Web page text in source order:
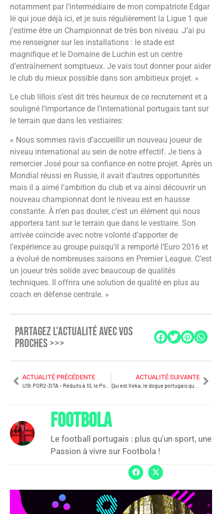
notamment par l’intermédiaire de mon compatriote Edgar
Ié qui joue déjà ici, et je suis régulièrement la Ligue 1 que
j’estime être un Championnat de très bon niveau. J’ai pu
me renseigner sur les installations : le stade est
magnifique et le Domaine de Luchin est un centre
d’entraînement somptueux. Je vais tout donner pour aider
le club du mieux possible dans son ambitieux projet. »
Le club lillois s’est dit très heureux de ce recrutement et a
souligné l’importance de l’international portugais tant sur
le terrain que dans les vestiaires:
« Nous sommes ravis d’accueillir un nouveau joueur de
niveau international au sein de notre effectif. Je tiens à
remercier José pour sa confiance en notre projet. Après un
Mondial réussi en Russie, il avait d’autres opportunités
mais il a aimé l’ambition du club et va ainsi découvrir un
nouveau championnat dont le niveau est en hausse
constante. À n’en pas douter, c’est un élément qui nous
apportera tant sur le terrain que dans le vestiaire. Son
arrivée coïncide avec notre volonté d’apporter de
l’expérience au groupe puisqu’il a remporté l’Euro 2016 et
a évolué de nombreuses saisons en Premier League. C’est
un joueur très solide avec beaucoup de qualités
techniques. Il offrira une solution de qualité en plus au
coach en défense centrale. »
PARTAGEZ L'ACTUALITÉ AVEC VOS
PROCHES >>>
ACTUALITÉ PRÉCÉDENTE ACTUALITÉ SUIVANTE
FOOTBOLA
Le football portugais : plus qu'un sport, une
Passion à vivre sur Footbola !